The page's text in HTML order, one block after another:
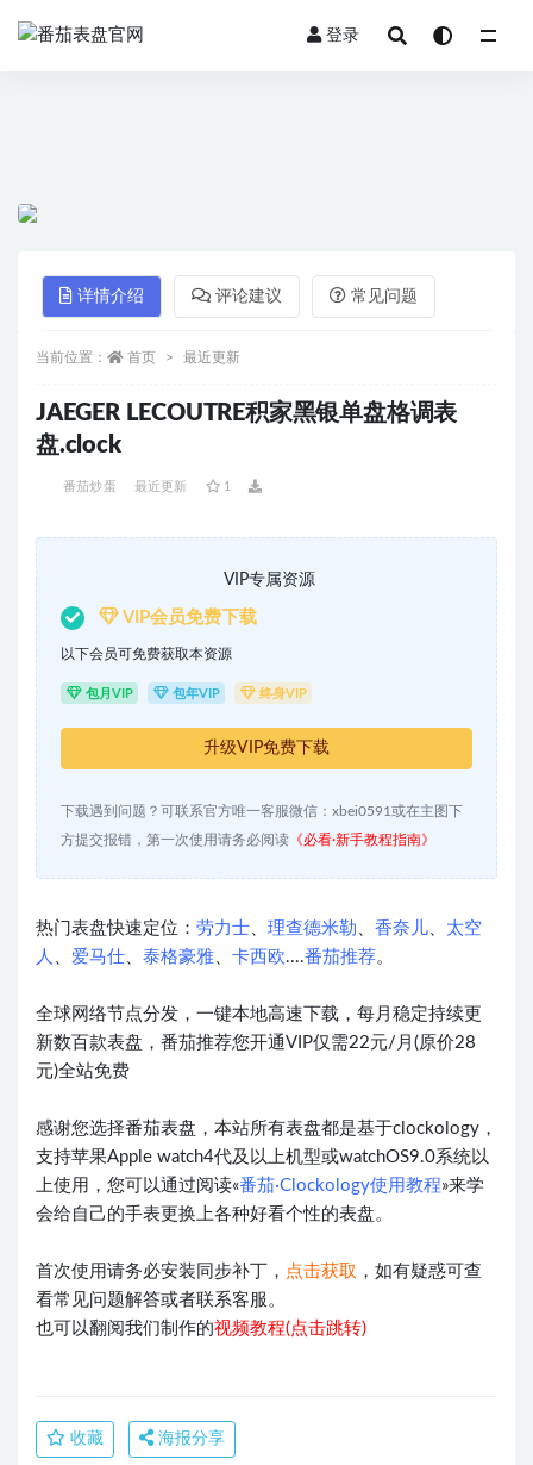
登录
详情介绍 评论建议 常见问题
当前位置： 首页 最近更新
JAEGER LECOUTRE积家黑银单盘格调表
盘.clock
番茄炒蛋 最近更新 1
VIP专属资源
VIP会员免费下载
以下会员可免费获取本资源
包月VIP 包年VIP 终身VIP
升级VIP免费下载
下载遇到问题？可联系官方唯一客服微信：xbei0591或在主图下
方提交报错，第一次使用请务必阅读 《必看·新手教程指南》
热门表盘快速定位： 劳力士 理查德米勒 香奈儿
太空
人
爱马仕 泰格豪雅 卡西欧....番茄推荐。
全球网络节点分发，一键本地高速下载，每月稳定持续更
新数百款表盘，番茄推荐您开通VIP仅需22元/月(原价28
元)全站免费
感谢您选择番茄表盘，本站所有表盘都是基于clockology，
支持苹果Apple watch4代及以上机型或watchOS9.0系统以
上使用，您可以通过阅读«番茄·Clockology使用教程»来学
会给自己的手表更换上各种好看个性的表盘。
首次使用请务必安装同步补丁， 点击获取 ，如有疑惑可查
看常见问题解答或者联系客服。
也可以翻阅我们制作的视频教程(点击跳转)
收藏 海报分享